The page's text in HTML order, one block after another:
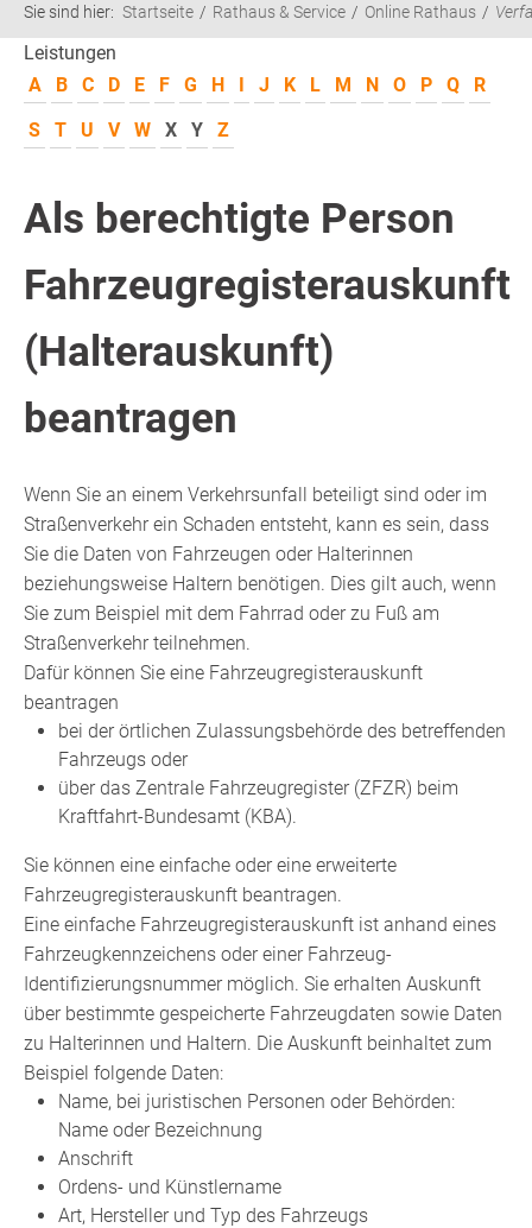
Sie sind hier: Startseite Rathaus & Service Online Rathaus
Leistungen
A
B C D E F G H I J K L M N O P Q
R
S
T U V W X Y Z
Als berechtigte Person
Fahrzeugregisterauskunft
(Halterauskunft)
beantragen
Wenn Sie an einem Verkehrsunfall beteiligt sind oder im
Straßenverkehr ein Schaden entsteht, kann es sein, dass
Sie die Daten von Fahrzeugen oder Halterinnen
beziehungsweise Haltern benötigen. Dies gilt auch, wenn
Sie zum Beispiel mit dem Fahrrad oder zu Fuß am
Straßenverkehr teilnehmen.
Dafür können Sie eine Fahrzeugregisterauskunft
beantragen
bei der örtlichen Zulassungsbehörde des betreffenden
Fahrzeugs oder
über das Zentrale Fahrzeugregister (ZFZR) beim
Kraftfahrt-Bundesamt (KBA).
Sie können eine einfache oder eine erweiterte
Fahrzeugregisterauskunft beantragen.
Eine einfache Fahrzeugregisterauskunft ist anhand eines
Fahrzeugkennzeichens oder einer Fahrzeug-
Identifizierungsnummer möglich. Sie erhalten Auskunft
über bestimmte gespeicherte Fahrzeugdaten sowie Daten
zu Halterinnen und Haltern. Die Auskunft beinhaltet zum
Beispiel folgende Daten:
Name, bei juristischen Personen oder Behörden:
Name oder Bezeichnung
Anschrift
Ordens- und Künstlername
Art, Hersteller und Typ des Fahrzeugs